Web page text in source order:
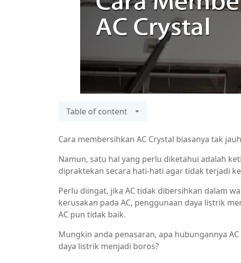
Table of content
Cara membersihkan AC Crystal biasanya tak
Namun, satu hal yang perlu diketahui adalah
dipraktekan secara hati-hati agar tidak terjadi
Perlu diingat, jika AC tidak dibersihkan dalam
kerusakan pada AC, penggunaan daya listrik
AC pun tidak baik.
Mungkin anda penasaran, apa hubungannya
daya listrik menjadi boros?